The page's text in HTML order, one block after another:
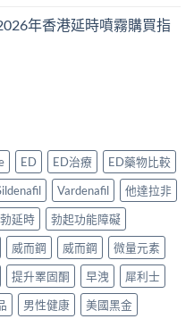
年香港延時噴霧購買指
ED ED治療
ED藥物比較
Vardenafil
他達拉非
延時
勃起功能障礙
威而鋼 威而鋼
微量元素
提升睪固酮 早洩
犀利士
男性健康 美國黑金